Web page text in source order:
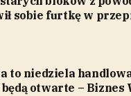
sobie furtkę w
to niedziela
otwarte – Biznes